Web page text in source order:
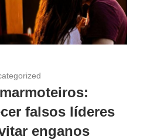
falsos líderes
enganos